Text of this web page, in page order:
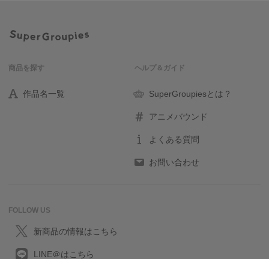
商品を探す
作品名一覧
ヘルプ＆ガイド
SuperGroupiesとは？
アニメバウンド
よくある質問
お問い合わせ
FOLLOW US
新商品の情報はこちら
LINE＠はこちら